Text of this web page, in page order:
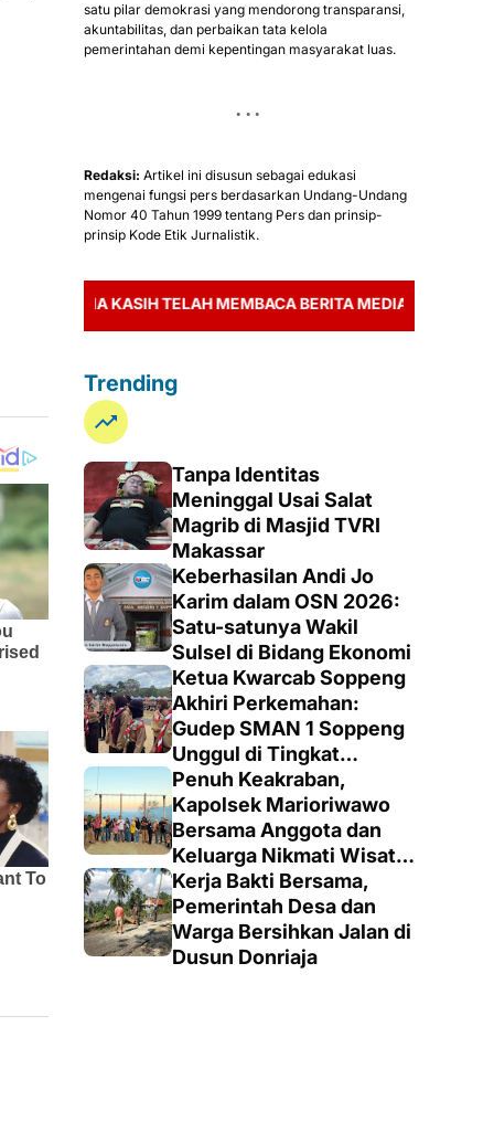
satu pilar demokrasi yang mendorong transparansi,
akuntabilitas, dan perbaikan tata kelola
pemerintahan demi kepentingan masyarakat luas.
Redaksi: Artikel ini disusun sebagai edukasi
mengenai fungsi pers berdasarkan Undang-Undang
Nomor 40 Tahun 1999 tentang Pers dan prinsip-
prinsip Kode Etik Jurnalistik.
KASIH TELAH MEMBACA BERITA MEDIA ZONABUSER.ID
Trending
Tanpa Identitas
Meninggal Usai Salat
Magrib di Masjid TVRI
Makassar
Keberhasilan Andi Jo
Karim dalam OSN 2026:
Satu-satunya Wakil
Sulsel di Bidang Ekonomi
Ketua Kwarcab Soppeng
Akhiri Perkemahan:
Gudep SMAN 1 Soppeng
Unggul di Tingkat
Penegak
Penuh Keakraban,
Kapolsek Marioriwawo
Bersama Anggota dan
Keluarga Nikmati Wisata
Alam
Kerja Bakti Bersama,
Pemerintah Desa dan
Warga Bersihkan Jalan di
Dusun Donriaja